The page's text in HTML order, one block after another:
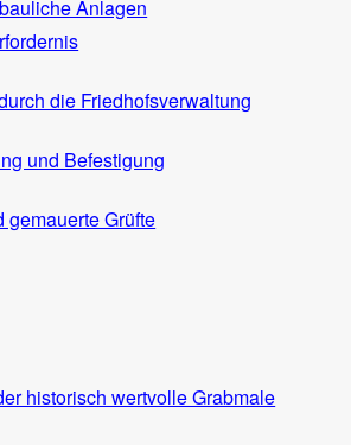
Anlagen
die Friedhofsverwaltung
und Befestigung
gemauerte Grüfte
historisch wertvolle Grabmale